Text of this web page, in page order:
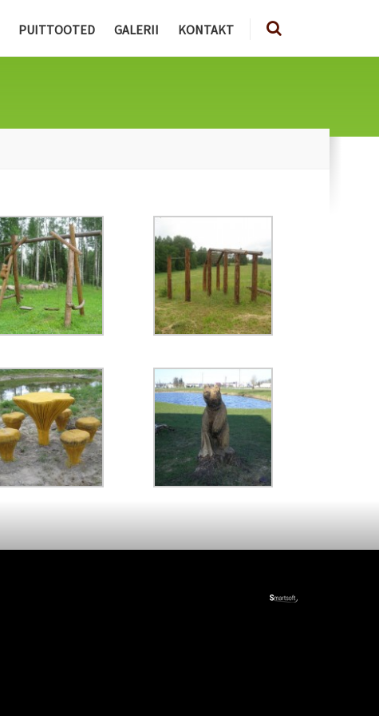
PUITTOOTED GALERII KONTAKT